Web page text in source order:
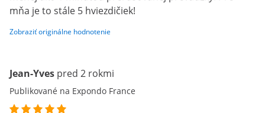
mňa je to stále 5 hviezdičiek!
Zobraziť originálne hodnotenie
Jean-Yves pred 2 rokmi
Publikované na Expondo France